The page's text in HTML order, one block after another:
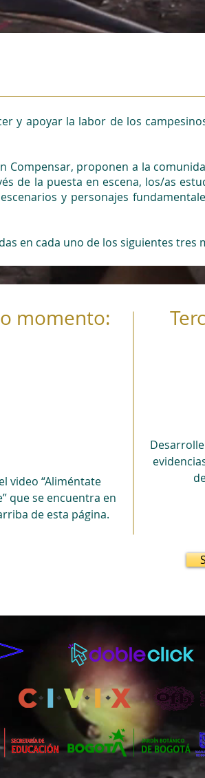
y apoyar la labor de los
Compensar, proponen a la
de la puesta en escena, los/as
y personajes
en cada uno de los siguientes tres
momento:
video “Aliméntate
que se encuentra en
de esta página.